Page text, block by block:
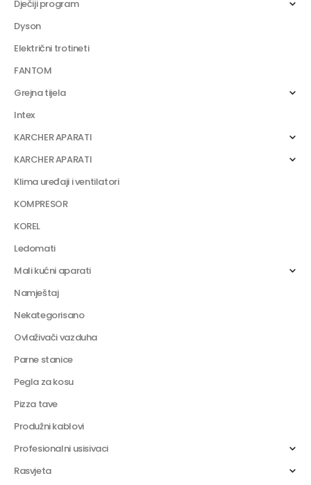
Dječiji program
Dyson
Električni trotineti
FANTOM
Grejna tijela
Intex
KARCHER APARATI
KARCHER APARATI
Klima uređaji i ventilatori
KOMPRESOR
KOREL
Ledomati
Mali kućni aparati
Namještaj
Nekategorisano
Ovlaživači vazduha
Parne stanice
Pegla za kosu
Pizza tave
Produžni kablovi
Profesionalni usisivaci
Rasvjeta